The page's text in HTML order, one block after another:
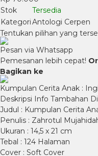
Stok
Tersedia
KategoriAntologi Cerpen
Tentukan pilihan yang
Pesan via Whatsapp
Pemesanan lebih cepat!
Bagikan ke
Kumpulan Cerita Anak :
Deskripsi Info Tambahan
Judul : Kumpulan Cerita
Penulis : Zahrotul
Ukuran : 14,5 x 21 cm
Tebal : 124 Halaman
Cover : Soft Cover